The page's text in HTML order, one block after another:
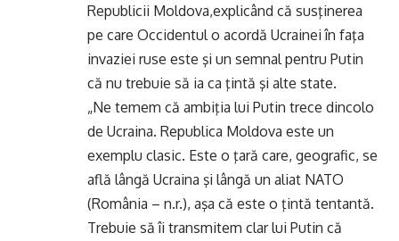
Republicii Moldova,explicând că susţinerea
pe care Occidentul o acordă Ucrainei în faţa
invaziei ruse este şi un semnal pentru Putin
că nu trebuie să ia ca ţintă şi alte state.
„Ne temem că ambiţia lui Putin trece dincolo
de Ucraina. Republica Moldova este un
exemplu clasic. Este o ţară care, geografic, se
află lângă Ucraina şi lângă un aliat NATO
(România – n.r.), aşa că este o ţintă tentantă.
Trebuie să îi transmitem clar lui Putin că